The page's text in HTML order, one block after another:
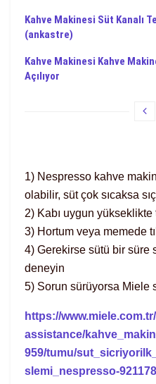
Kahve Makinesi Süt Kanalı
(ankastre)
Kahve Makinesi Kahve
Açılıyor
1) Nespresso kahve
olabilir, süt çok sıcaksa
2) Kabı uygun yükseklikte
3) Hortum veya memede
4) Gerekirse sütü bir süre
deneyin
5) Sorun sürüyorsa Miele
https://
assistance/
959/tumu/
slemi_nespresso-